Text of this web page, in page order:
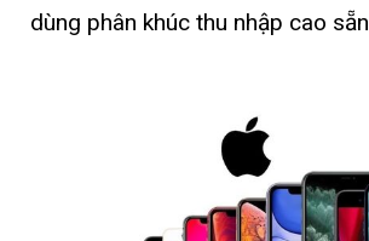
dùng phân khúc thu nhập cao